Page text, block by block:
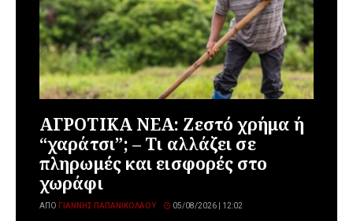
ΑΓΡΟΤΙΚΑ ΝΕΑ: Ζεστό χρήμα ή
“χαράτσι”; – Τι αλλάζει σε
πληρωμές και εισφορές στο
χωράφι
ΑΠΌ ΓΙΆΝΝΗΣ ΠΑΠΑΝΙΚΟΛΆΟΥ 05/08/2026 | 12:02